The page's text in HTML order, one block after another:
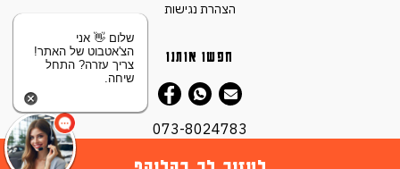
הצהרת נגישות
חפשו אותנו
073-8024783
שלום 👋 אני
הצ'אטבוט של האתר!
צריך עזרה? התחל
שיחה.